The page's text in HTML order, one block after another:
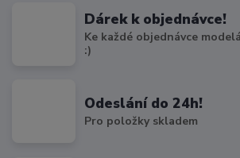
Dárek k objednávce!
Ke každé objednávce
:)
Odeslání do 24h!
Pro položky skladem